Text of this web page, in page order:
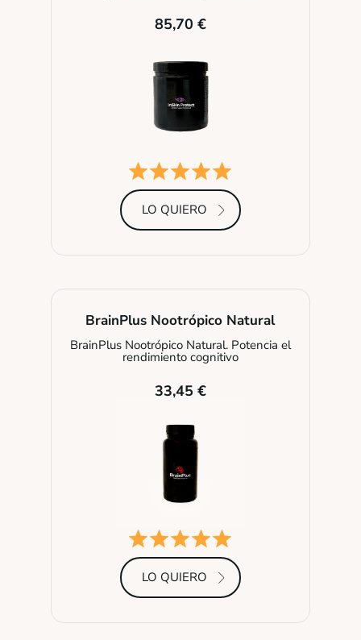
85,70 €
LO QUIERO
BrainPlus Nootrópico Natural
BrainPlus Nootrópico Natural. Potencia el
rendimiento cognitivo
33,45 €
LO QUIERO